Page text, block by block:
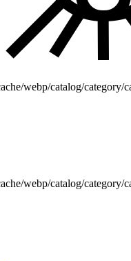
webp/catalog/category/
webp/catalog/category/